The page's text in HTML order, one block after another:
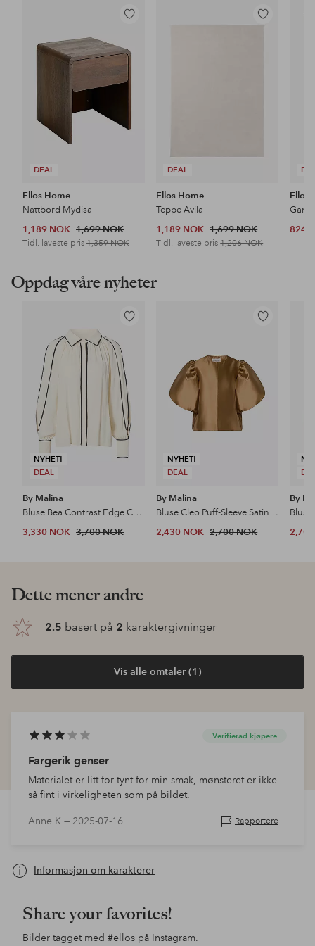
DEAL
Legg
favoritter
Ellos Home
Nattbord Mydisa
1,189 NOK 1,699 NOK
Tidl. laveste pris 1,359 NOK
DEAL
Legg
Ellos Home
Teppe Avila
1,189 NOK 1,699 NOK
Tidl. laveste pris1,206 NOK
Ellos
824
Oppdag våre nyheter
NYHET!
DEAL
Legg
favoritter
By Malina
Bluse Bea Contrast Edge Chiffon Blouse
3,330 NOK 3,700 NOK
NYHET!
DEAL
Legg
By Malina
Bluse Cleo Puff-Sleeve Satin Blouse
2,430 NOK 2,700 NOK
By
Bluse
Dette mener andre
2.5 basert på 2 karaktergivninger
Vis alle omtaler (1)
Verifierad kjøpere
Fargerik genser
Materialet er litt for tynt for min smak, mønsteret er ikke
så fint i virkeligheten som på bildet.
Anne K — 2025-07-16 Rapportere
Informasjon om karakterer
Share your favorites!
Bilder tagget med #ellos på Instagram.